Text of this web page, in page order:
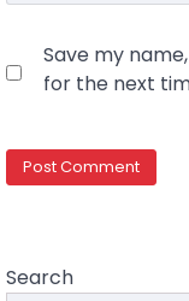
Save my
for the next
Search